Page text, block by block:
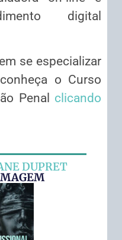
digital
se especializar
o Curso
Penal clicando
DUPRET